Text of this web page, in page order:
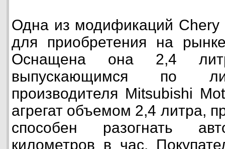
Одна из модификаций Chery
для приобретения на
Оснащена она 2,4
выпускающимся по
производителя Mitsubishi
агрегат объемом 2,4 литра,
способен разогнать
километров в час.